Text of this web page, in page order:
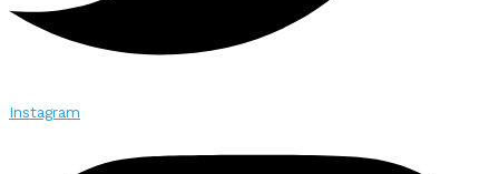
Instagram